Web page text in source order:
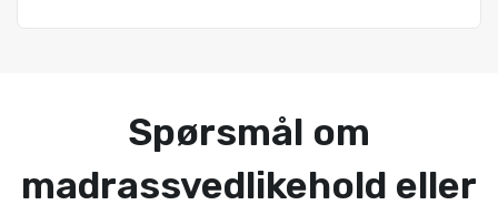
Spørsmål om
madrassvedlikehold eller